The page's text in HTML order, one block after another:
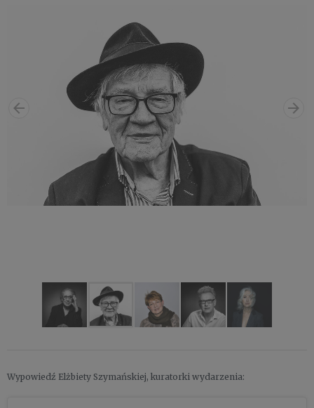
Wypowiedź Elżbiety Szymańskiej, kuratorki wydarzenia: